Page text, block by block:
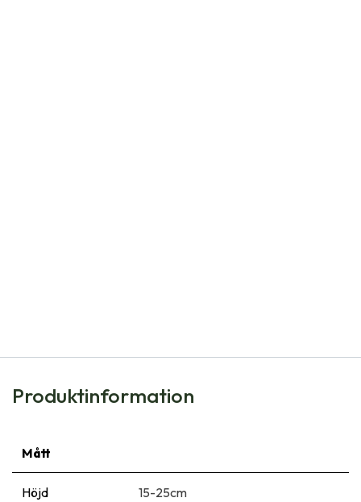
Produktinformation
Mått
Höjd 15-25cm